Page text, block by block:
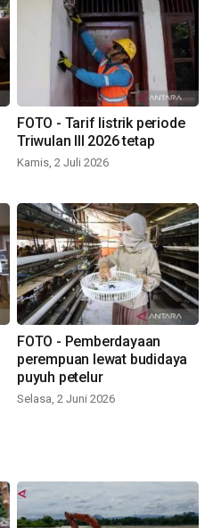
FOTO - Tarif listrik periode
Triwulan III 2026 tetap
Kamis, 2 Juli 2026
FOTO - Pemberdayaan
perempuan lewat budidaya
puyuh petelur
Selasa, 2 Juni 2026